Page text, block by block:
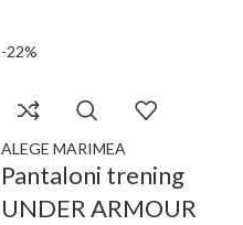
-22%
ALEGE MARIMEA
Pantaloni trening
UNDER ARMOUR